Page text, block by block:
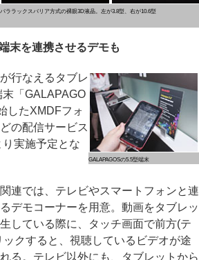
パララックスバリア方式の裸眼3D液晶。左が3.8型、右が10.6型
末を連携させるデモも
GALAPAGOSの5.5型端末
行なえるタブレ
「GALAPAGO
したXMDFフォ
の配信サービス
実施予定とな
連では、テレビやスマートフォンと連
デモコーナーを用意。動画をタブレッ
している際に、タッチ画面で前方(テ
クすると、視聴しているビデオが途
る。テレビ以外にも、タブレットから